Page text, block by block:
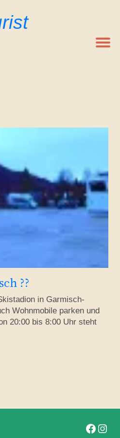
??
in Garmisch-
Wohnmobile parken und
20:00 bis 8:00 Uhr steht
Folge uns auf
Folge